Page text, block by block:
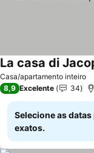
Casa/apartamento inteiro
Ver preços
8,9 Excelente 34
Selecione as
exatos.